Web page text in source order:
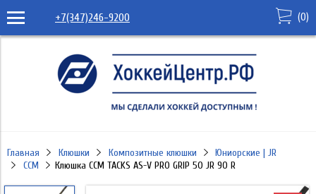
+7(347)246-9200 (0)
Главная Клюшки Композитные клюшки
Юниорские | JR
CCM
Клюшка CCM TACKS AS-V PRO GRIP 50 JR 90 R